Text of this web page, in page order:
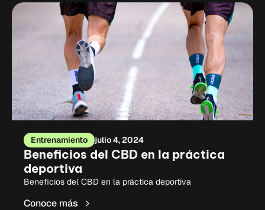
Entrenamiento julio 4, 2024
Beneficios del CBD en la práctica
deportiva
Beneficios del CBD en la práctica deportiva
Conoce más